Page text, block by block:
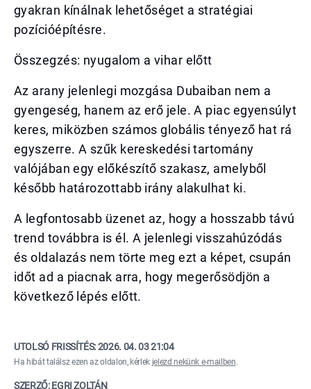
gyakran kínálnak lehetőséget a stratégiai
pozícióépítésre.
Összegzés: nyugalom a vihar előtt
Az arany jelenlegi mozgása Dubaiban nem a
gyengeség, hanem az erő jele. A piac egyensúlyt
keres, miközben számos globális tényező hat rá
egyszerre. A szűk kereskedési tartomány
valójában egy előkészítő szakasz, amelyből
később határozottabb irány alakulhat ki.
A legfontosabb üzenet az, hogy a hosszabb távú
trend továbbra is él. A jelenlegi visszahúzódás
és oldalazás nem törte meg ezt a képet, csupán
időt ad a piacnak arra, hogy megerősödjön a
következő lépés előtt.
UTOLSÓ FRISSÍTÉS:2026. 04. 03 21:04
Ha hibát találsz ezen az oldalon, kérlek jelezd nekünk e-mailben.
SZERZŐ: EGRI ZOLTÁN